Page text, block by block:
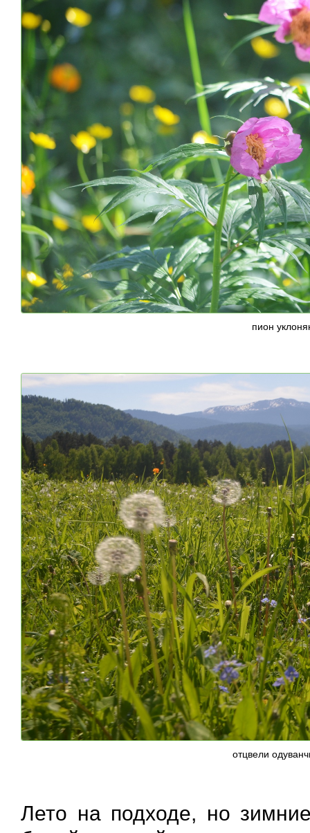
пион
отцвели
Лето на подходе, но